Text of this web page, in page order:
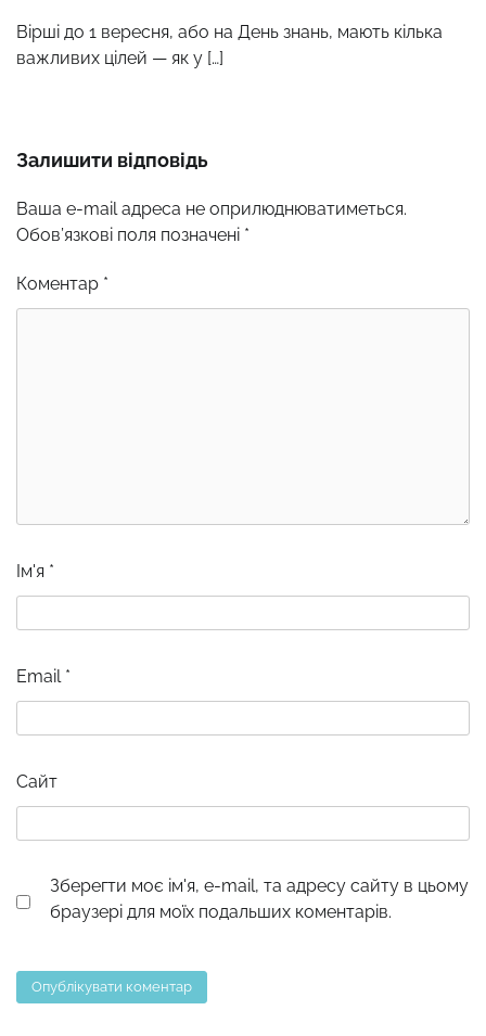
Вірші до 1 вересня, або на День знань, мають кілька
важливих цілей — як у […]
Залишити відповідь
Ваша e-mail адреса не оприлюднюватиметься.
Обов’язкові поля позначені *
Коментар *
Ім'я *
Email *
Сайт
Зберегти моє ім'я, e-mail, та адресу сайту в цьому
браузері для моїх подальших коментарів.